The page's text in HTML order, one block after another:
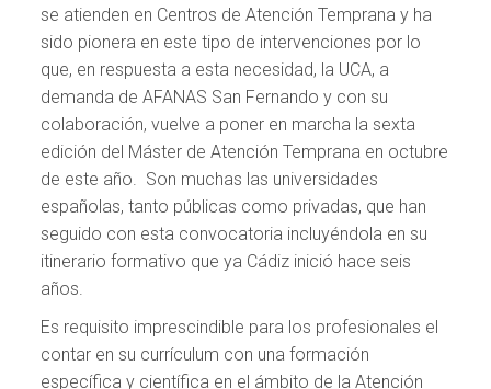
se atienden en Centros de Atención Temprana y ha
sido pionera en este tipo de intervenciones por lo
que, en respuesta a esta necesidad, la UCA, a
demanda de AFANAS San Fernando y con su
colaboración, vuelve a poner en marcha la sexta
edición del Máster de Atención Temprana en octubre
de este año. Son muchas las universidades
españolas, tanto públicas como privadas, que han
seguido con esta convocatoria incluyéndola en su
itinerario formativo que ya Cádiz inició hace seis
años.
Es requisito imprescindible para los profesionales el
contar en su currículum con una formación
específica y científica en el ámbito de la Atención